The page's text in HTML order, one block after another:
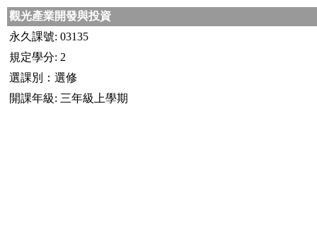
觀光產業開發與投資
永久課號: 03135
規定學分: 2
選課別：選修
開課年級: 三年級上學期